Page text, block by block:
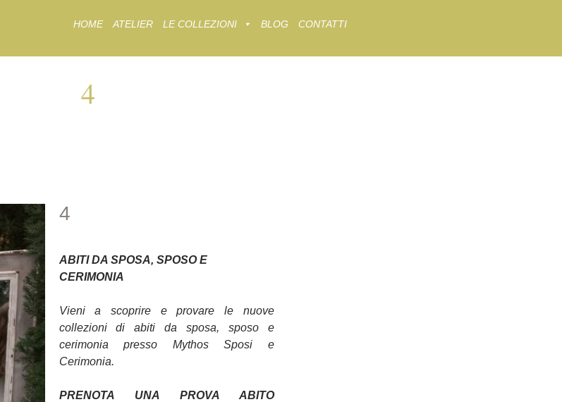
to
HOME ATELIER LE COLLEZIONI BLOG CONTATTI
4
4
ABITI DA SPOSA, SPOSO E
CERIMONIA
Vieni a scoprire e provare le nuove
collezioni di abiti da sposa, sposo e
cerimonia presso Mythos Sposi e
Cerimonia.
PRENOTA UNA PROVA ABITO